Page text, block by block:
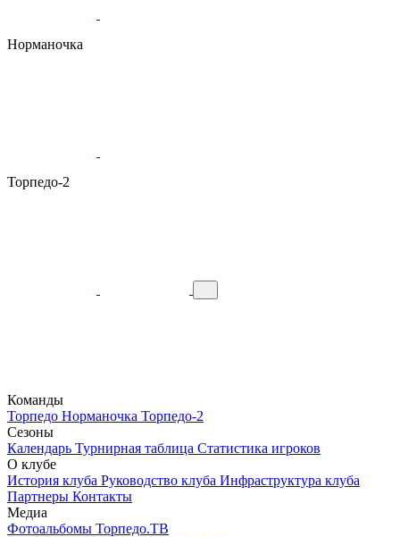
Норманочка
Торпедо-2
Команды
Торпедо Норманочка Торпедо-2
Сезоны
Календарь Турнирная таблица Статистика игроков
О клубе
История клуба Руководство клуба Инфраструктура клуба
Партнеры Контакты
Медиа
Фотоальбомы Торпедо.ТВ